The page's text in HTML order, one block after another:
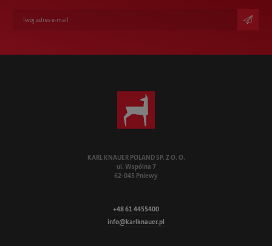
KARL KNAUER POLAND SP. Z O. O.
ul. Wspólna 7
62-045 Pniewy
+48 61 4455400
info@karlknauer.pl